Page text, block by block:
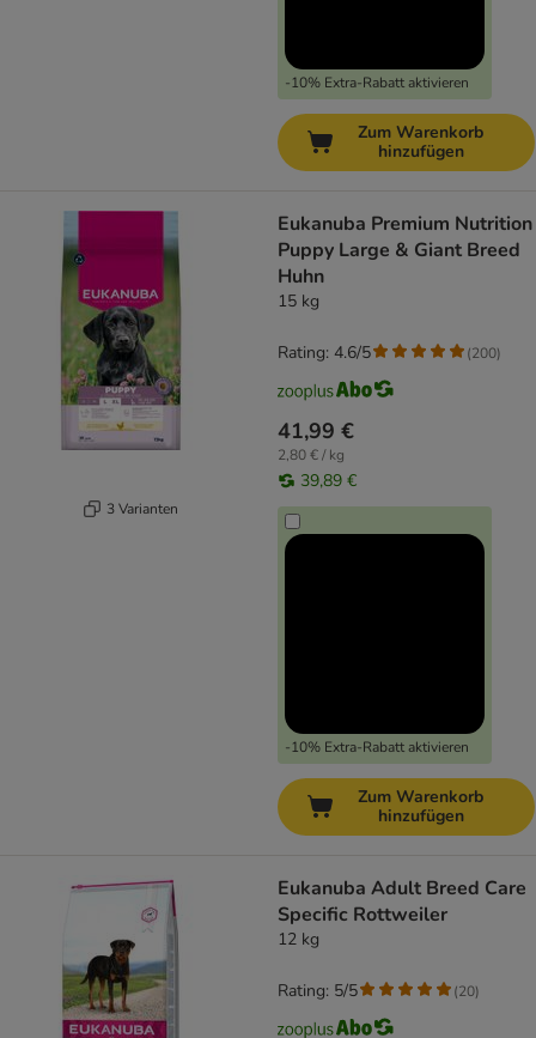
-10% Extra-Rabatt aktivieren
Zum Warenkorb
hinzufügen
3 Varianten
Eukanuba Premium Nutrition
Puppy Large & Giant Breed
Huhn
15 kg
41,99 €
2,80 € / kg
39,89 €
-10% Extra-Rabatt aktivieren
Rating: 4.6/5 (200)
Zum Warenkorb
hinzufügen
Eukanuba Adult Breed Care
Specific Rottweiler
12 kg
Rating: 5/5 (20)